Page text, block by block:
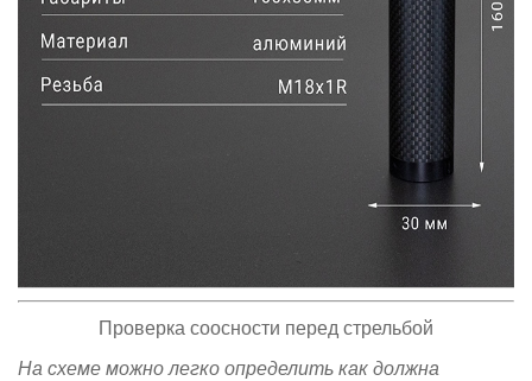
Проверка соосности перед стрельбой
На схеме можно легко определить как должна